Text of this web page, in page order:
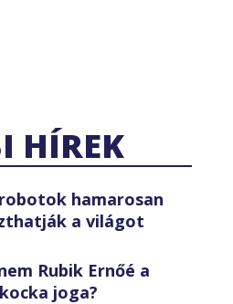
HÍREK
hamarosan
a világot
Rubik Ernőé a
joga?